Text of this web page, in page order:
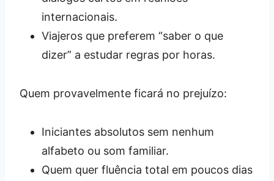
internacionais.
Viajeros que preferem “saber o que
dizer” a estudar regras por horas.
Quem provavelmente ficará no prejuízo:
Iniciantes absolutos sem nenhum
alfabeto ou som familiar.
Quem quer fluência total em poucos dias